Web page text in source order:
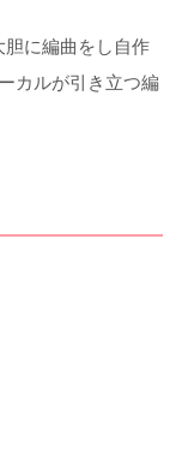
に編曲をし自作
カルが引き立つ編